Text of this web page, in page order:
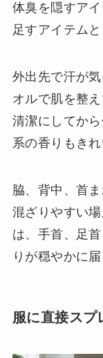
体臭を隠すア
足すアイテム
外出先で汗が
オルで肌を整
清潔にしてか
系の香りもき
脇、背中、首
混ざりやすい
は、手首、足
りが穏やかに
服に直接スプ